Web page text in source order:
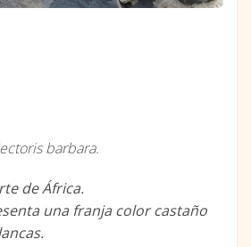
barbara.
de África.
una franja color castaño